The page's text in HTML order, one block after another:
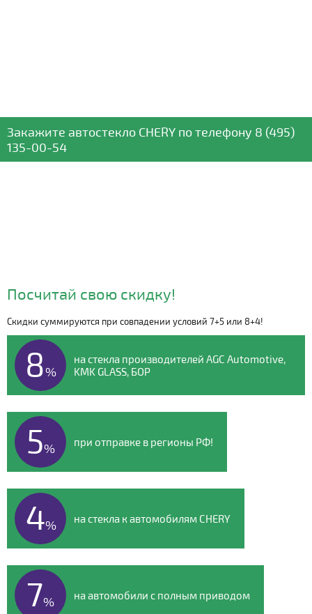
Закажите автостекло CHERY по телефону 8 (495)
135-00-54
Видео о компании
Посчитай свою скидку!
Скидки суммируются при совпадении условий 7+5 или 8+4!
8%
на стекла производителей AGC Automotive,
KMK GLASS, БОР
5% при отправке в регионы РФ!
4% на стекла к автомобилям CHERY
7% на автомобили с полным приводом